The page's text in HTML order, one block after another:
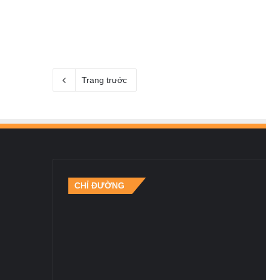
Trang trước
CHỈ ĐƯỜNG